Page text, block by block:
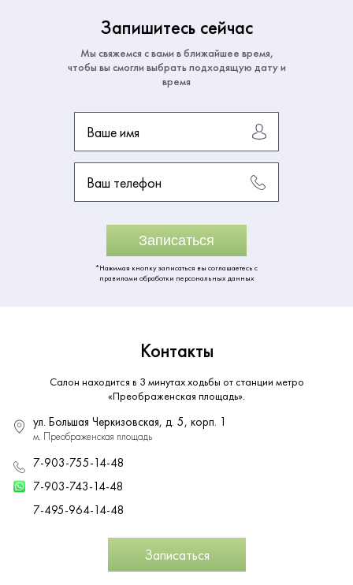
Запишитесь сейчас
Мы свяжемся с вами в ближайшее время,
чтобы вы смогли выбрать подходящую дату и
время
Ваше имя
Ваш телефон
Записаться
*Нажимая кнопку записаться вы соглашаетесь с
правилами обработки персональных данных
Контакты
Салон находится в 3 минутах ходьбы от станции метро
«Преображенская площадь».
ул. Большая Черкизовская, д. 5, корп. 1
м. Преображенская площадь
7-903-755-14-48
7-903-743-14-48
7-495-964-14-48
Записаться